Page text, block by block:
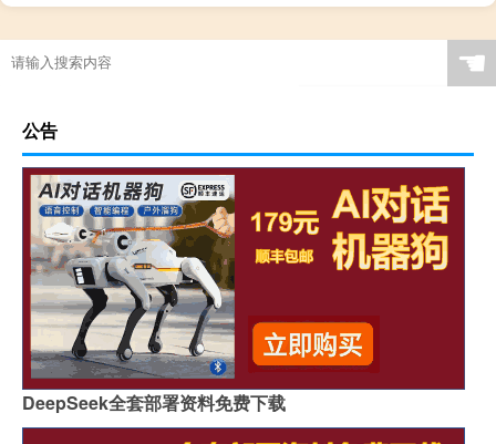
☚
公告
DeepSeek全套部署资料免费下载